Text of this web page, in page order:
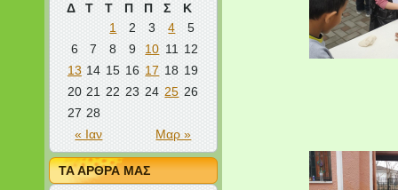
Δ
Τ Τ Π Π Σ Κ
« Ιαν Μαρ »
1 2 3 4
5
6
7 8 9 10 11
12
13 14 15 16 17 18 19
20 21 22 23 24 25 26
27 28
ΤΑ ΑΡΘΡΑ ΜΑΣ